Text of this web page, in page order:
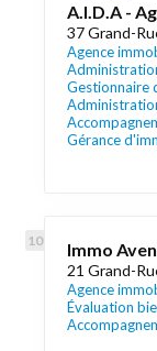
A.I.D.A -
37 Grand-
Agence
Gestionnaire
Gérance
Immo
21 Grand-
Agence
Évaluation